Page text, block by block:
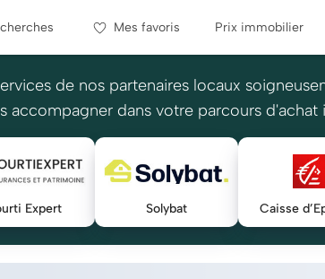
Mes favoris Prix immobilier
de nos partenaires locaux
accompagner dans votre parcours d'achat
Expert Solybat Caisse